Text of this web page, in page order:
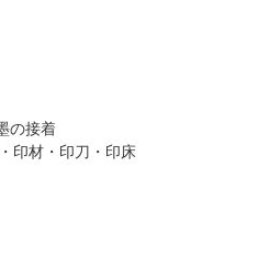
の接着
印材・印刀・印床